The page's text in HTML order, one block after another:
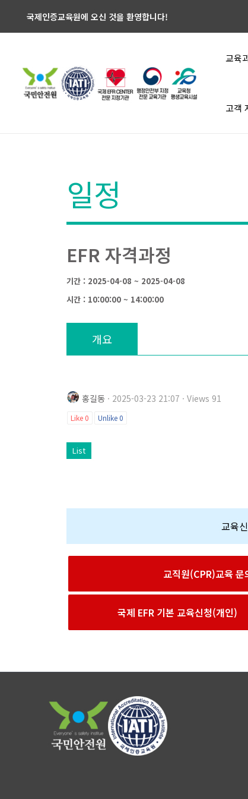
국제인증교육원에 오신 것을 환영합니다!
교육
고객
일정
EFR 자격과정
기간 : 2025-04-08 ~ 2025-04-08
시간 : 10:00:00 ~ 14:00:00
개요
홍길동 · 2025-03-23 21:07 · Views 91
Like 0 Unlike0
List
교육
교직원(CPR)교육
국제 EFR 기본 교육신청(개인)